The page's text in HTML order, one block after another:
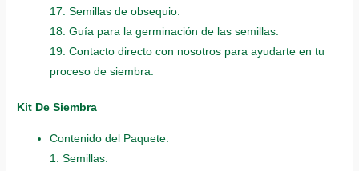
17. Semillas de obsequio.
18. Guía para la germinación de las semillas.
19. Contacto directo con nosotros para ayudarte en tu
proceso de siembra.
Kit De Siembra
Contenido del Paquete:
1. Semillas.